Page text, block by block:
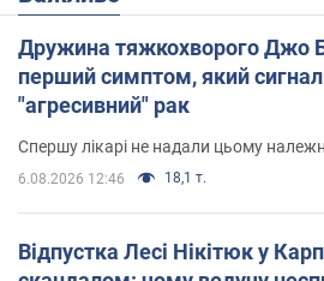
Дружина тяжкохворого Джо
перший симптом, який
"агресивний" рак
Спершу лікарі не надали цьому
6.08.2026 12:46 18,1 т.
Відпустка Лесі Нікітюк у